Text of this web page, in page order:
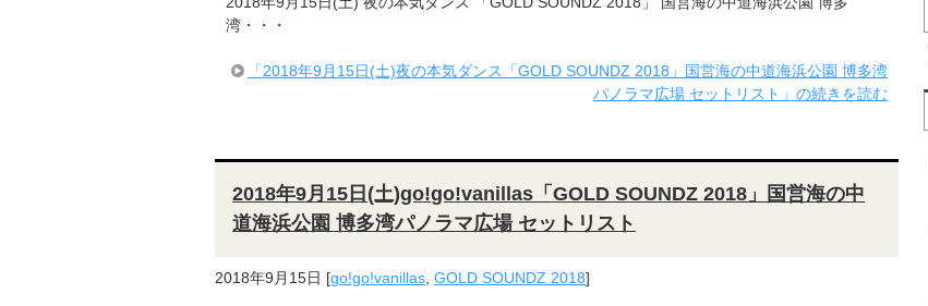
湾・・・
「2018年9月15日(土)夜の本気ダンス「GOLD SOUNDZ 2018」国営海の中道海浜公園 博多湾
パノラマ広場 セットリスト」の続きを読む
2018年9月15日(土)go!go!vanillas「GOLD SOUNDZ 2018」国営海の中
道海浜公園 博多湾パノラマ広場 セットリスト
2018年9月15日 [go!go!vanillas GOLD SOUNDZ 2018]